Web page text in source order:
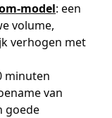
model: een
volume,
verhogen met
minuten
van
goede